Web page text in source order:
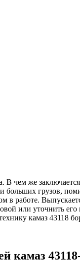
же
грузов,
работе.
или уточнить
камаз 43118
камаз